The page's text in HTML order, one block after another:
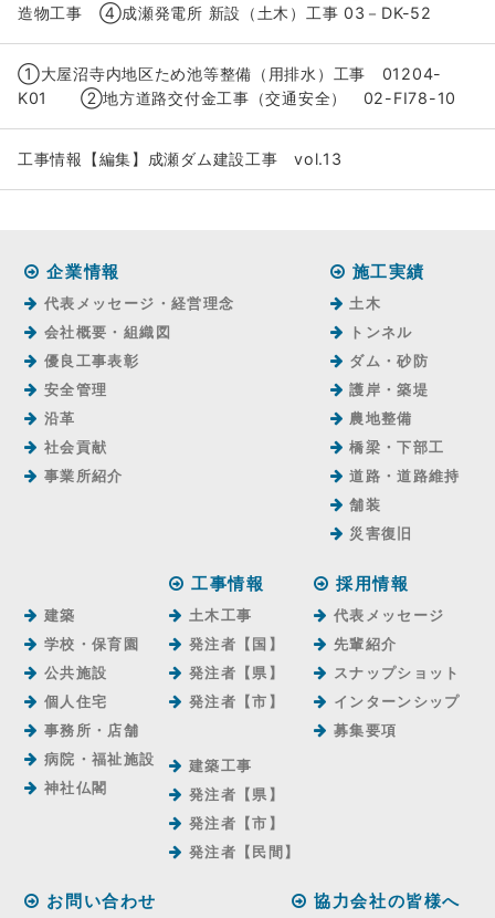
造物工事 ④成瀬発電所 新設（土木）工事 03－DK-52
①大屋沼寺内地区ため池等整備（用排水）工事 01204-
K01 ②地方道路交付金工事（交通安全） 02-FI78-10
工事情報【編集】成瀬ダム建設工事 vol.13
企業情報
代表メッセージ・経営理念
会社概要・組織図
優良工事表彰
安全管理
沿革
社会貢献
事業所紹介
施工実績
土木
トンネル
ダム・砂防
護岸・築堤
農地整備
橋梁・下部工
道路・道路維持
舗装
災害復旧
建築
学校・保育園
公共施設
個人住宅
事務所・店舗
病院・福祉施設
神社仏閣
工事情報
土木工事
発注者【国】
発注者【県】
発注者【市】
建築工事
発注者【県】
発注者【市】
発注者【⺠間】
採用情報
代表メッセージ
先輩紹介
スナップショット
インターンシップ
募集要項
お問い合わせ 協力会社の皆様へ